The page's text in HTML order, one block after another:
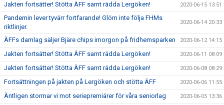
Jakten fortsätter! Stötta ÄFF samt rädda Lergöken! 2020-06-15 13:51
Pandemin lever tyvärr fortfarande! Glöm inte följa FHMs
riktlinjer.
2020-06-14 20:33
ÄFFs damlag säljer Bjäre chips imorgon på fridhemsparken 2020-06-12 14:15
Jakten fortsätter! Stötta ÄFF samt rädda Lergöken! 2020-06-11 08:09
Jakten fortsätter! Stötta ÄFF samt rädda Lergöken! 2020-06-08 08:29
Fortsättningen på jakten på Lergöken och stötta ÄFF 2020-06-06 11:55
Äntligen stormar vi mot seriepremiärer för våra seniorlag 2020-06-05 13:36